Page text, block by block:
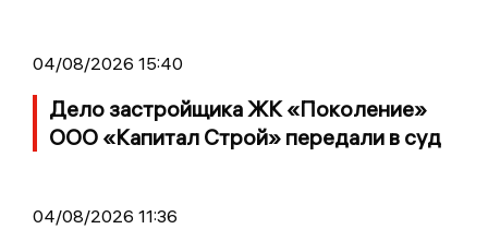
04/08/2026 15:40
Дело застройщика ЖК «Поколение»
ООО «Капитал Строй» передали в суд
04/08/2026 11:36